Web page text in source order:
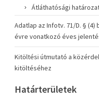
Átláthatósági
Adatlap az Infotv. 71/D. §
évre vonatkozó éves
Kitöltési útmutató a
kitöltéséhez
Határterületek